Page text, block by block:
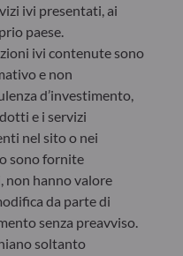
ivi presentati, ai
paese.
ivi contenute sono
e non
d’investimento,
e i servizi
nel sito o nei
sono fornite
non hanno valore
da parte di
senza preavviso.
soltanto